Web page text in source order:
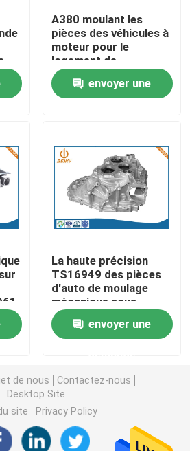
mécanique sous pression
d'EV
de commande numérique par
de commande numérique par
faites sur commande
faites sur commande d'injection
mécanique sous pression
de moulage mécanique sous
A380 moulant les
pièces des véhicules à
moteur pour le
logement de
compresseur de
climatiseurenvoyer une
La haute précision
TS16949 des pièces
d'auto de moulage
mécanique sous
pression pour le
logement de boîte de
vitesse
envoyer une
de nous
Contactez-nous
Desktop Site
site
Privacy Policy